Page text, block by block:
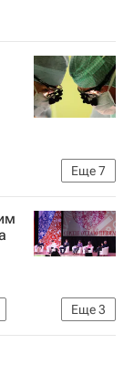
Еще7
Европа
Еще3